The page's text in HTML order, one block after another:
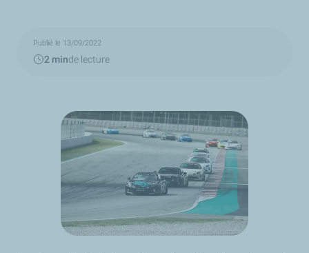
Publié le 13/09/2022
2 minde lecture